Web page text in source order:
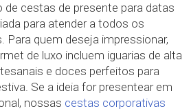
cestas de presente para datas
para atender a todos os
Para quem deseja impressionar,
de luxo incluem iguarias de alta
e doces perfeitos para
Se a ideia for presentear em
nossas cestas corporativas